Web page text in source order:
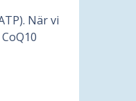
När vi